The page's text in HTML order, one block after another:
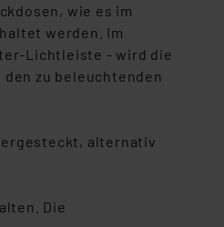
wie es im
werden. Im
Lichtleiste - wird die
zu beleuchtenden
alternativ
Die